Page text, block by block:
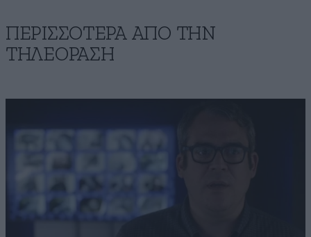
ΠΕΡΙΣΣΟΤΕΡΑ ΑΠΟ ΤΗΝ
ΤΗΛΕΟΡΑΣΗ